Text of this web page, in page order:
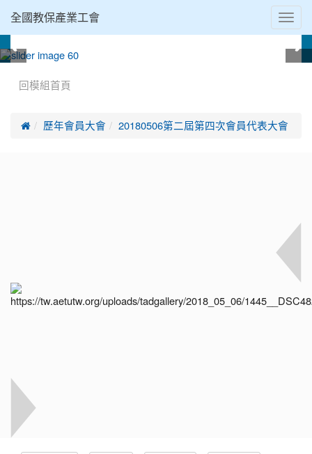
全國教保產業工會
回模組首頁
 歷年會員大會 20180506第二屆第四次會員代表大會